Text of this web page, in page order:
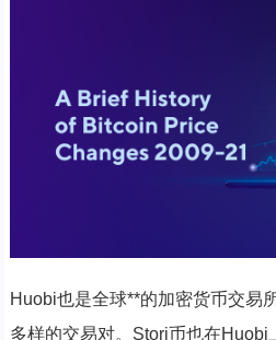
Huobi也是全球**的加密货币交易
多样的交易对。Storj币也在Huobi